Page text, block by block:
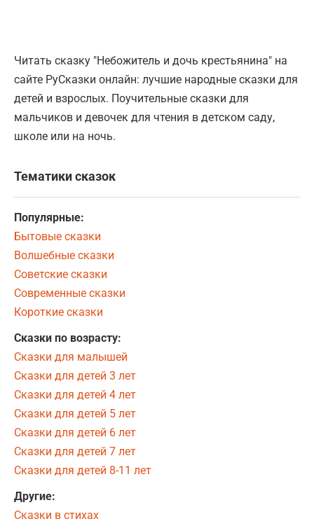
Читать сказку "Небожитель и дочь крестьянина" на
сайте РуСказки онлайн: лучшие народные сказки для
детей и взрослых. Поучительные сказки для
мальчиков и девочек для чтения в детском саду,
школе или на ночь.
Тематики сказок
Популярные:
Бытовые сказки
Волшебные сказки
Советские сказки
Современные сказки
Короткие сказки
Сказки по возрасту:
Сказки для малышей
Сказки для детей 3 лет
Сказки для детей 4 лет
Сказки для детей 5 лет
Сказки для детей 6 лет
Сказки для детей 7 лет
Сказки для детей 8-11 лет
Другие:
Сказки в стихах